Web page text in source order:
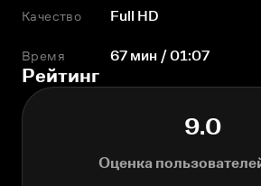
Качество Full HD
Время 67 мин / 01:07
Рейтинг
9.0
Оценка